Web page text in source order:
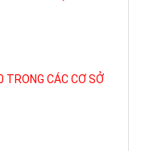
TRONG CÁC CƠ SỞ